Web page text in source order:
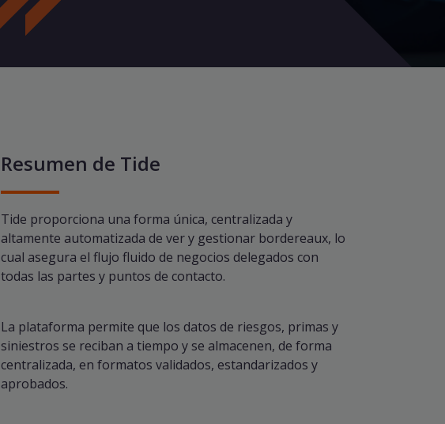
Resumen de Tide
Tide proporciona una forma única, centralizada y
altamente automatizada de ver y gestionar bordereaux, lo
cual asegura el flujo fluido de negocios delegados con
todas las partes y puntos de contacto.
La plataforma permite que los datos de riesgos, primas y
siniestros se reciban a tiempo y se almacenen, de forma
centralizada, en formatos validados, estandarizados y
aprobados.